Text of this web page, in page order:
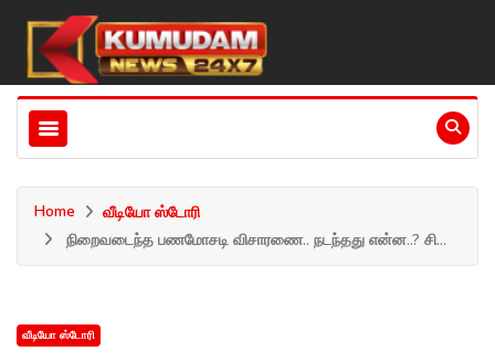
Home
வீடியோ ஸ்டோரி
நிறைவடைந்த பணமோசடி விசாரணை.. நடந்தது என்ன..? சி...
வீடியோ ஸ்டோரி